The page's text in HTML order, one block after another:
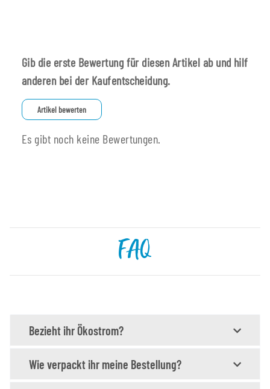
Gib die erste Bewertung für diesen Artikel ab und hilf
anderen bei der Kaufentscheidung.
Artikel bewerten
Es gibt noch keine Bewertungen.
FAQ
Bezieht ihr Ökostrom?
Wie verpackt ihr meine Bestellung?